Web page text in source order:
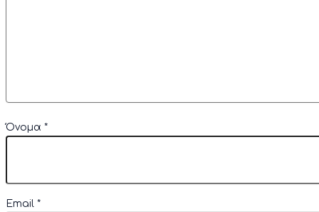
Όνομα *
Email *